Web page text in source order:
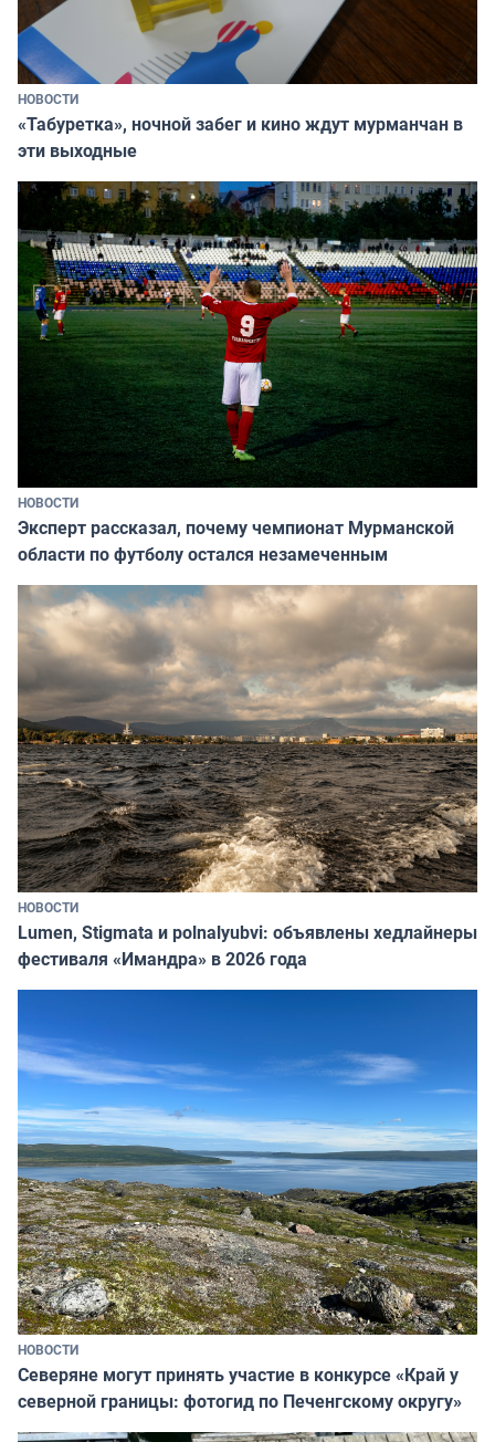
НОВОСТИ
«Табуретка», ночной забег и кино ждут мурманчан в
эти выходные
НОВОСТИ
Эксперт рассказал, почему чемпионат Мурманской
области по футболу остался незамеченным
НОВОСТИ
Lumen, Stigmata и polnalyubvi: объявлены хедлайнеры
фестиваля «Имандра» в 2026 года
НОВОСТИ
Северяне могут принять участие в конкурсе «Край у
северной границы: фотогид по Печенгскому округу»